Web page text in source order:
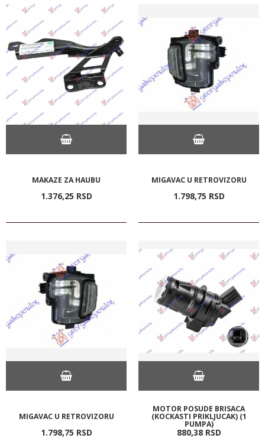
MAKAZE ZA HAUBU
1.376,25 RSD
MIGAVAC U RETROVIZORU
1.798,75 RSD
MIGAVAC U RETROVIZORU
1.798,75 RSD
MOTOR POSUDE BRISACA
(KOCKASTI PRIKLJUCAK) (1
PUMPA)
880,38 RSD